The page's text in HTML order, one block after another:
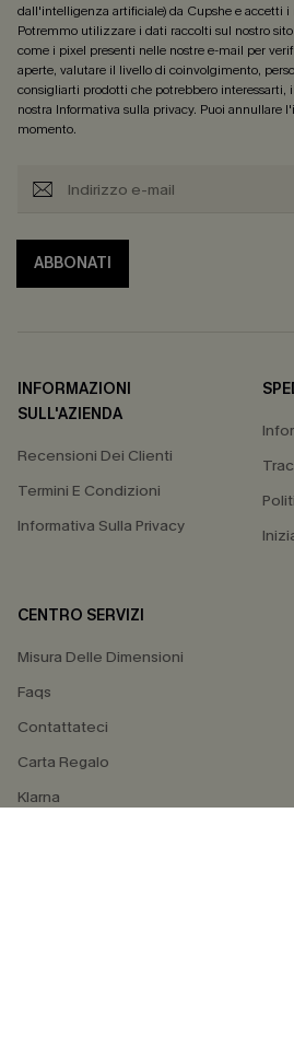
dall'intelligenza artificiale) da Cupshe e accetti i
Potremmo utilizzare i dati raccolti sul nostro
come i pixel presenti nelle nostre e-mail per
aperte, valutare il livello di coinvolgimento,
consigliarti prodotti che potrebbero interessarti,
nostra Informativa sulla privacy. Puoi annullare
momento.
ABBONATI
INFORMAZIONI
SULL'AZIENDA
Recensioni Dei Clienti
Termini E Condizioni
Informativa Sulla Privacy
CENTRO SERVIZI
Misura Delle Dimensioni
Faqs
Contattateci
Carta Regalo
Klarna